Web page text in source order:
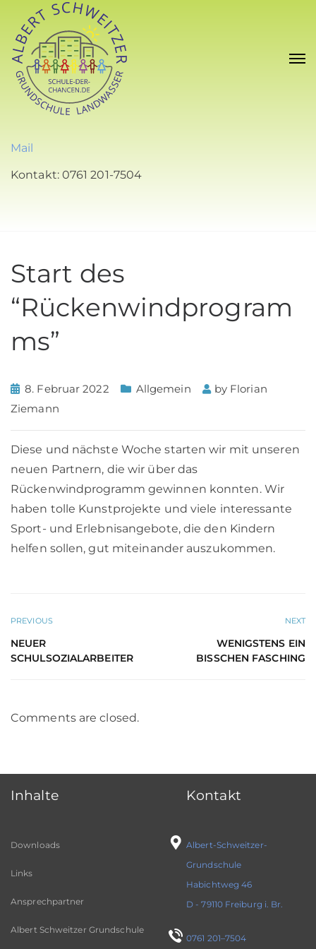
Mail
Kontakt: 0761 201-7504
Start des
“Rückenwindprogram
ms”
8. Februar 2022 Allgemein by Florian
Ziemann
Diese und nächste Woche starten wir mit unseren
neuen Partnern, die wir über das
Rückenwindprogramm gewinnen konnten. Wir
haben tolle Kunstprojekte und viele interessante
Sport- und Erlebnisangebote, die den Kindern
helfen sollen, gut miteinander auszukommen.
PREVIOUS
NEUER
SCHULSOZIALARBEITER
NEXT
WENIGSTENS EIN
BISSCHEN FASCHING
Comments are closed.
Inhalte
Downloads
Links
Ansprechpartner
Albert Schweitzer Grundschule
Kontakt
Albert-Schweitzer-
Grundschule
Habichtweg 46
D - 79110 Freiburg i. Br.
0761 201–7504